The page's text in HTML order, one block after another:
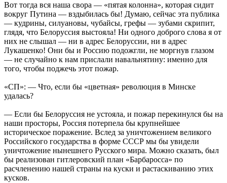
Вот тогда вся наша свора — «пятая колонна», которая сидит
вокруг Путина — вздыбилась бы! Думаю, сейчас эта публика
— кудрины, силуановы, чубайсы, грефы — зубами скрипит,
глядя, что Белоруссия выстояла! Ни одного доброго слова я от
них не слышал — ни в адрес Белоруссии, ни в адрес
Лукашенко! Они бы и Россию подожгли, не моргнув глазом
— не случайно к нам прислали навальнятину: именно для
того, чтобы поджечь этот пожар.
«СП»: — Что, если бы «цветная» революция в Минске
удалась?
— Если бы Белоруссия не устояла, и пожар перекинулся бы на
наши просторы, Россия потерпела бы крупнейшее
историческое поражение. Вслед за уничтожением великого
Российского государства в форме СССР мы бы увидели
уничтожение нынешнего Русского мира. Можно сказать, был
бы реализован гитлеровский план «Барбаросса» по
расчленению нашей страны на куски и растаскиванию этих
кусков.